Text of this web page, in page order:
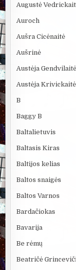
Augustė
Auroch
Aušra Cicėnaitė
Aušrinė
Austėja Gendvilaitė
Austėja Krivickaitė
B
Baggy B
Baltalietuvis
Baltasis Kiras
Baltijos kelias
Baltos snaigės
Baltos Varnos
Bardačiokas
Bavarija
Be rėmų
Beatričė